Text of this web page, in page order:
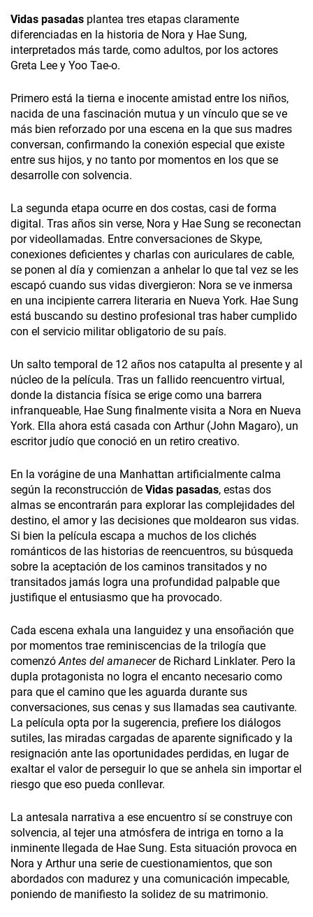
Vidas pasadas plantea tres etapas claramente
diferenciadas en la historia de Nora y Hae Sung,
interpretados más tarde, como adultos, por los actores
Greta Lee y Yoo Tae-o.
Primero está la tierna e inocente amistad entre los niños,
nacida de una fascinación mutua y un vínculo que se ve
más bien reforzado por una escena en la que sus madres
conversan, confirmando la conexión especial que existe
entre sus hijos, y no tanto por momentos en los que se
desarrolle con solvencia.
La segunda etapa ocurre en dos costas, casi de forma
digital. Tras años sin verse, Nora y Hae Sung se reconectan
por videollamadas. Entre conversaciones de Skype,
conexiones deficientes y charlas con auriculares de cable,
se ponen al día y comienzan a anhelar lo que tal vez se les
escapó cuando sus vidas divergieron: Nora se ve inmersa
en una incipiente carrera literaria en Nueva York. Hae Sung
está buscando su destino profesional tras haber cumplido
con el servicio militar obligatorio de su país.
Un salto temporal de 12 años nos catapulta al presente y al
núcleo de la película. Tras un fallido reencuentro virtual,
donde la distancia física se erige como una barrera
infranqueable, Hae Sung finalmente visita a Nora en Nueva
York. Ella ahora está casada con Arthur (John Magaro), un
escritor judío que conoció en un retiro creativo.
En la vorágine de una Manhattan artificialmente calma
según la reconstrucción de Vidas pasadas, estas dos
almas se encontrarán para explorar las complejidades del
destino, el amor y las decisiones que moldearon sus vidas.
Si bien la película escapa a muchos de los clichés
románticos de las historias de reencuentros, su búsqueda
sobre la aceptación de los caminos transitados y no
transitados jamás logra una profundidad palpable que
justifique el entusiasmo que ha provocado.
Cada escena exhala una languidez y una ensoñación que
por momentos trae reminiscencias de la trilogía que
comenzóAntes del amanecerde Richard Linklater. Pero la
dupla protagonista no logra el encanto necesario como
para que el camino que les aguarda durante sus
conversaciones, sus cenas y sus llamadas sea cautivante.
La película opta por la sugerencia, prefiere los diálogos
sutiles, las miradas cargadas de aparente significado y la
resignación ante las oportunidades perdidas, en lugar de
exaltar el valor de perseguir lo que se anhela sin importar el
riesgo que eso pueda conllevar.
La antesala narrativa a ese encuentro sí se construye con
solvencia, al tejer una atmósfera de intriga en torno a la
inminente llegada de Hae Sung. Esta situación provoca en
Nora y Arthur una serie de cuestionamientos, que son
abordados con madurez y una comunicación impecable,
poniendo de manifiesto la solidez de su matrimonio.